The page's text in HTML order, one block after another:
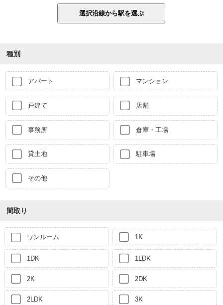
種別
アパート マンション
戸建て 店舗
事務所 倉庫・工場
貸土地 駐車場
その他
間取り
ワンルーム 1K
1DK 1LDK
2K 2DK
2LDK 3K